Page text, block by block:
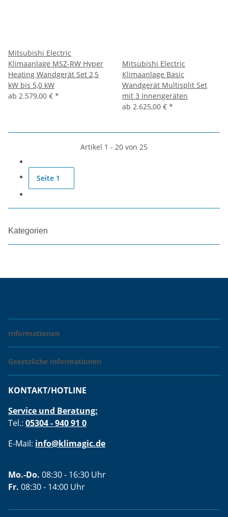
Mitsubishi Electric
Klimaanlage MSZ-RW Hyper
Heating Wandgerät Set 2,5
kW bis 5,0 kW
ab 2.579,00 € *
Mitsubishi Electric
Klimaanlage Basic
Wandgerät Multisplit Set
mit 3 Innengeräten
ab 2.625,00 € *
Artikel 1 - 20 von 25
Seite 1
Kategorien
Informationen
Gesetzliche Informationen
KONTAKT/HOTLINE
Service und Beratung:
Tel.: 05304 - 940 91 0
E-Mail: info@klimagic.de
Mo.-Do. 08:30 - 16:30 Uhr
Fr. 08:30 - 14:00 Uhr